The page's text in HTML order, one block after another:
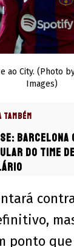
ao City. (Photo
Images)
TAMBÉM
Barcelona
do time de
ponto